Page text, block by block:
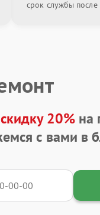
срок службы
20%на
с вами в